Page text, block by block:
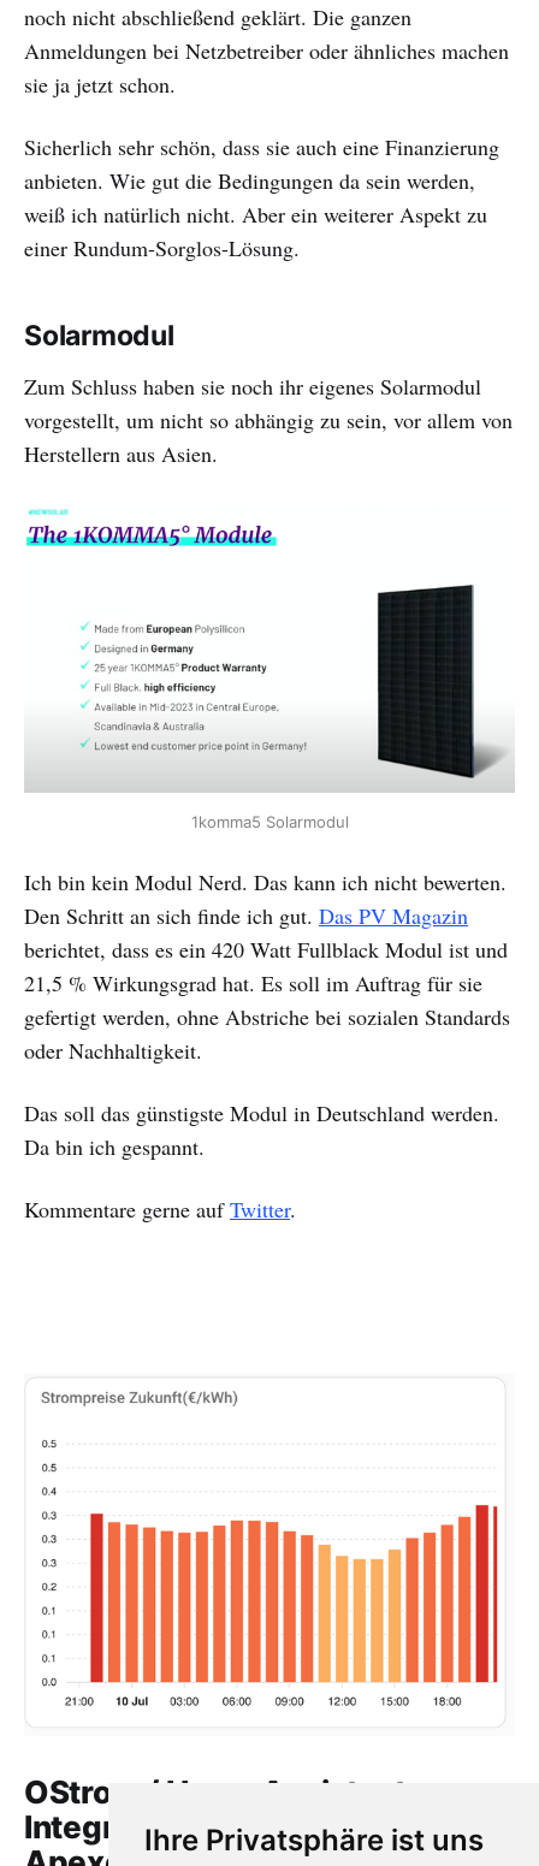
Ihre Privatsphäre ist uns
noch nicht abschließend geklärt. Die ganzen
Anmeldungen bei Netzbetreiber oder ähnliches machen
sie ja jetzt schon.
Sicherlich sehr schön, dass sie auch eine Finanzierung
anbieten. Wie gut die Bedingungen da sein werden,
weiß ich natürlich nicht. Aber ein weiterer Aspekt zu
einer Rundum-Sorglos-Lösung.
Solarmodul
Zum Schluss haben sie noch ihr eigenes Solarmodul
vorgestellt, um nicht so abhängig zu sein, vor allem von
Herstellern aus Asien.
1komma5 Solarmodul
Ich bin kein Modul Nerd. Das kann ich nicht bewerten.
Den Schritt an sich finde ich gut. Das PV Magazin
berichtet, dass es ein 420 Watt Fullblack Modul ist und
21,5 % Wirkungsgrad hat. Es soll im Auftrag für sie
gefertigt werden, ohne Abstriche bei sozialen Standards
oder Nachhaltigkeit.
Das soll das günstigste Modul in Deutschland werden.
Da bin ich gespannt.
Kommentare gerne aufTwitter.
OStrom / Home Assistant
Integration via HACS +